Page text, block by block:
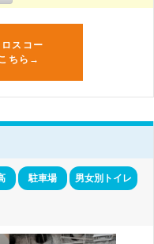
スコー
ちら→
駐車場 男女別トイレ